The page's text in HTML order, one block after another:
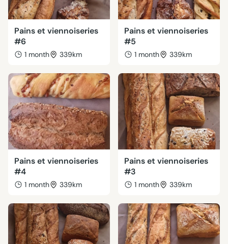
Pains et viennoiseries
#6
1 month 339km
Pains et viennoiseries
#5
1 month 339km
Pains et viennoiseries
#4
1 month 339km
Pains et viennoiseries
#3
1 month 339km